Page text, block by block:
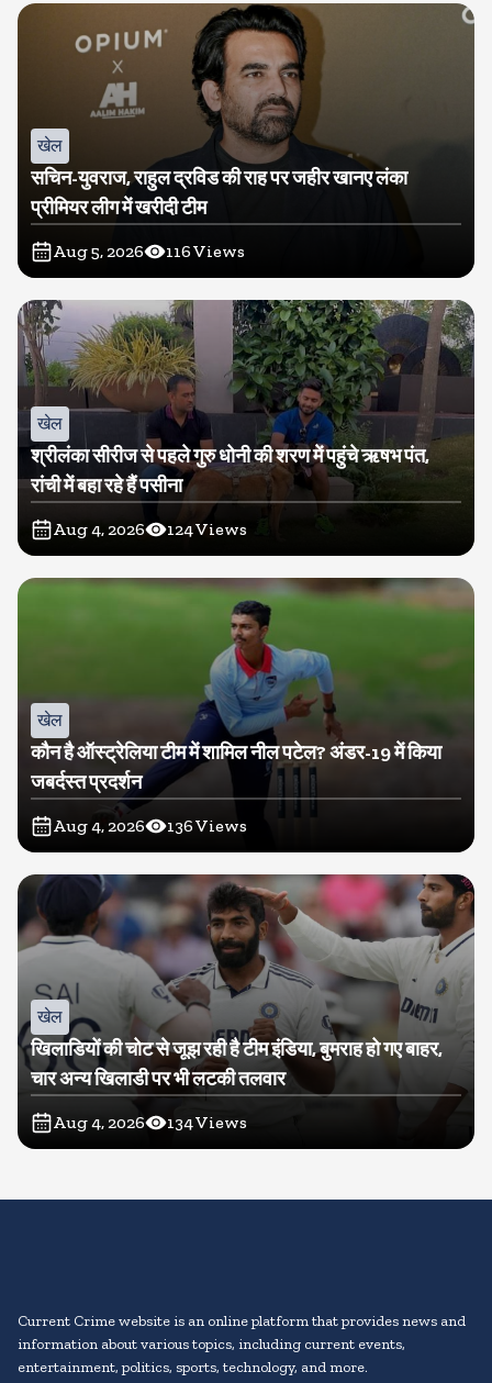
खेल
सचिन-युवराज, राहुल द्रविड की राह पर जहीर खानए लंका
प्रीमियर लीग में खरीदी टीम
Aug 5, 2026 116Views
खेल
श्रीलंका सीरीज से पहले गुरु धोनी की शरण में पहुंचे ऋषभ पंत,
रांची में बहा रहे हैं पसीना
Aug 4, 2026 124Views
खेल
कौन है ऑस्ट्रेलिया टीम में शामिल नील पटेल? अंडर-19 में किया
जबर्दस्त प्रदर्शन
Aug 4, 2026 136Views
खेल
खिलाडियों की चोट से जूझ रही है टीम इंडिया, बुमराह हो गए बाहर,
चार अन्य खिलाडी पर भी लटकी तलवार
Aug 4, 2026 134Views
Current Crime website is an online platform that provides news and
information about various topics, including current events,
entertainment, politics, sports, technology, and more.